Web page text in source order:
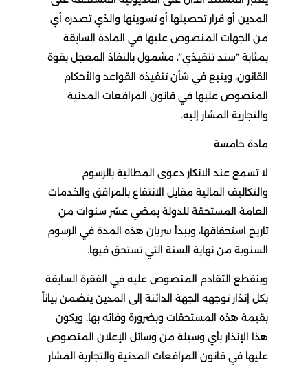
المدين أو قرار تحصيلها أو تسويتها والذي تصدره أي
من الجهات المنصوص عليها في المادة السابقة
بمثابة “سند تنفيذي”، مشمول بالنفاذ المعجل بقوة
القانون، ويتبع في شأن تنفيذه القواعد والأحكام
المنصوص عليها في قانون المرافعات المدنية
والتجارية المشار إليه.
مادة خامسة
لا تسمع عند الانكار دعوى المطالبة بالرسوم
والتكاليف المالية مقابل الانتفاع بالمرافق والخدمات
العامة المستحقة للدولة بمضي عشر سنوات من
تاريخ استحقاقها، ويبدأ سريان هذه المدة في الرسوم
السنوية من نهاية السنة التي تستحق فيها.
وينقطع التقادم المنصوص عليه في الفقرة السابقة
بكل إنذار توجهه الجهة الدائنة إلى المدين يتضمن بياناً
بقيمة هذه المستحقات وبضرورة وفائه بها. ويكون
هذا الإنذار بأي وسيلة من وسائل الإعلان المنصوص
عليها في قانون المرافعات المدنية والتجارية المشار